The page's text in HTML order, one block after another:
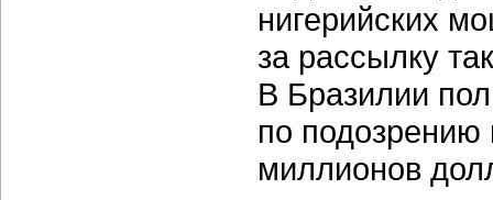
нигерийских
за рассылку
В Бразилии
по подозрению
миллионов